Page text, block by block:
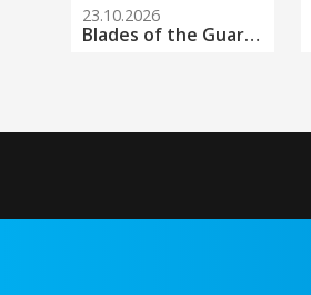
23.10.2026
Blades of the Guardians